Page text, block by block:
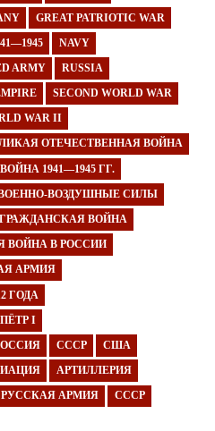
GREAT PATRIOTIC WAR
NAVY
ARMY RUSSIA
SECOND WORLD WAR
WAR II
ОТЕЧЕСТВЕННАЯ ВОЙНА
1941—1945 ГГ.
ВОЗДУШНЫЕ СИЛЫ
ГРАЖДАНСКАЯ ВОЙНА
ВОЙНА В РОССИИ
АРМИЯ
ГОДА
ПЁТР I
СССР США
АРТИЛЛЕРИЯ
РУССКАЯ АРМИЯ СССР